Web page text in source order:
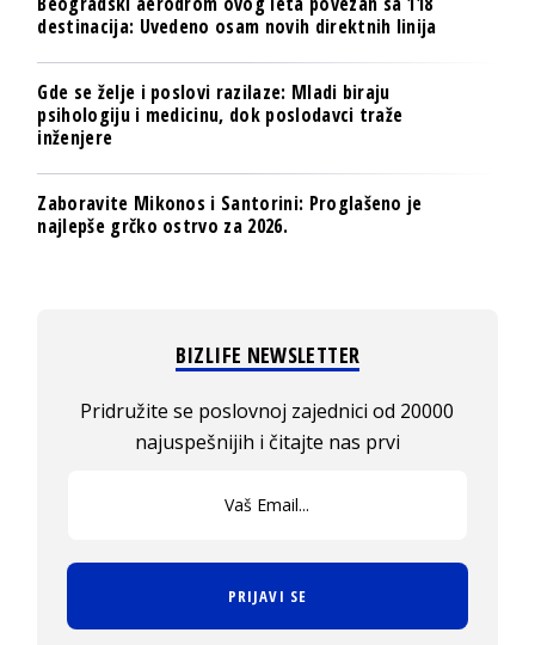
destinacija: Uvedeno osam novih direktnih linija
Gde se želje i poslovi razilaze: Mladi biraju
psihologiju i medicinu, dok poslodavci traže
inženjere
Zaboravite Mikonos i Santorini: Proglašeno je
najlepše grčko ostrvo za 2026.
BIZLIFE NEWSLETTER
Pridružite se poslovnoj zajednici od 20000
najuspešnijih i čitajte nas prvi
PRIJAVI SE